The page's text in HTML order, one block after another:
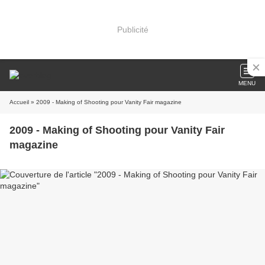
Publicité
MENU
Accueil » 2009 - Making of Shooting pour Vanity Fair magazine
2009 - Making of Shooting pour Vanity Fair
magazine